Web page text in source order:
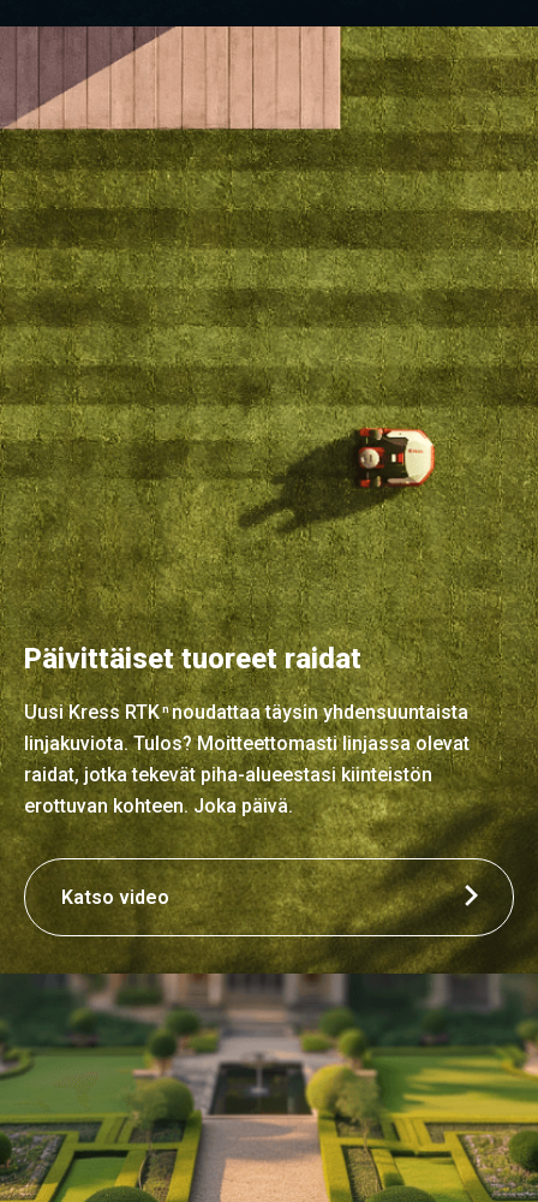
Päivittäiset tuoreet raidat
Uusi Kress RTK nnoudattaa täysin yhdensuuntaista
linjakuviota. Tulos? Moitteettomasti linjassa olevat
raidat, jotka tekevät piha-alueestasi kiinteistön
erottuvan kohteen. Joka päivä.
Katso video